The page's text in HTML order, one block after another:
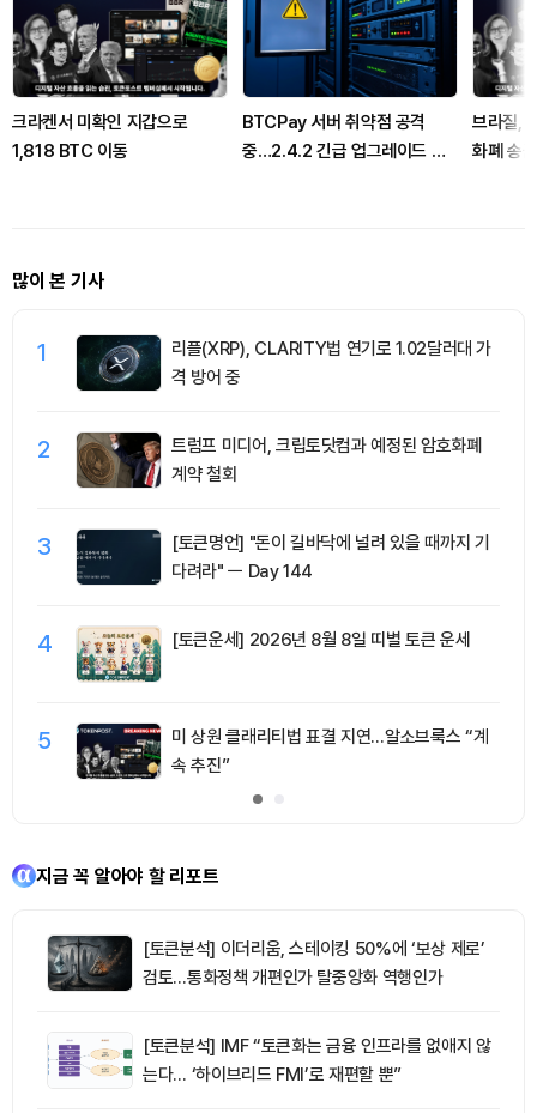
크라켄서 미확인 지갑으로
1,818 BTC 이동
BTCPay 서버 취약점 공격
중…2.4.2 긴급 업그레이드 권
브라질,
화폐 송
많이 본 기사
1
리플(XRP), CLARITY법 연기로 1.02달러대 가
격 방어 중
2
트럼프 미디어, 크립토닷컴과 예정된 암호화폐
계약 철회
3
[토큰명언] "돈이 길바닥에 널려 있을 때까지 기
다려라" ㅡ Day 144
4 [토큰운세] 2026년 8월 8일 띠별 토큰 운세
5
미 상원 클래리티법 표결 지연…알소브룩스 “계
속 추진”
지금 꼭 알아야 할 리포트
[토큰분석] 이더리움, 스테이킹 50%에 ‘보상 제로’
검토…통화정책 개편인가 탈중앙화 역행인가
[토큰분석] IMF “토큰화는 금융 인프라를 없애지 않
는다… ‘하이브리드 FMI’로 재편할 뿐”